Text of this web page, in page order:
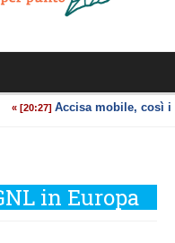
in Europa